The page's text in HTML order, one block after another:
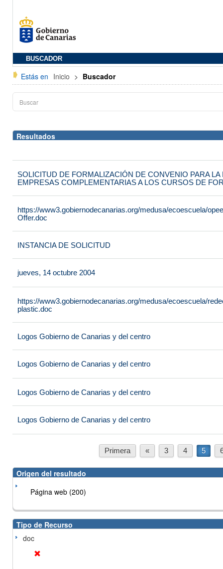
BUSCADOR
Estás en Inicio > Buscador
Resultados
SOLICITUD DE FORMALIZACIÓN DE CONVENIO PARA
EMPRESAS COMPLEMENTARIAS A LOS CURSOS DE
https://www3.gobiernodecanarias.org/medusa/ecoescuela/
Offer.doc
INSTANCIA DE SOLICITUD
jueves, 14 octubre 2004
https://www3.gobiernodecanarias.org/medusa/ecoescuela/
plastic.doc
Logos Gobierno de Canarias y del centro
Logos Gobierno de Canarias y del centro
Logos Gobierno de Canarias y del centro
Logos Gobierno de Canarias y del centro
Primera « 3 4 5
Origen del resultado
Página web (200)
Tipo de Recurso
doc